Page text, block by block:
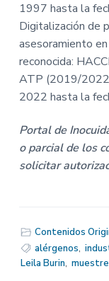
1997 hasta la
Digitalización de
asesoramiento
reconocida:
ATP (2019/
2022 hasta la
Portal de
o parcial de los
solicitar
Contenidos
alérgenos,
Leila Burin,